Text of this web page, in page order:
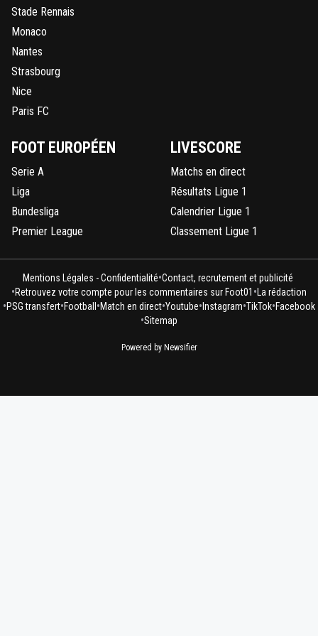
Stade Rennais
Monaco
Nantes
Strasbourg
Nice
Paris FC
FOOT EUROPÉEN
Serie A
Liga
Bundesliga
Premier League
LIVESCORE
Matchs en direct
Résultats Ligue 1
Calendrier Ligue 1
Classement Ligue 1
Mentions Légales - Confidentialité•Contact, recrutement et publicité
•Retrouvez votre compte pour les commentaires sur Foot01 • La rédaction
•PSG transfert•Football •Match en direct•Youtube• Instagram•TikTok•Facebook
•Sitemap
Powered by Newsifier